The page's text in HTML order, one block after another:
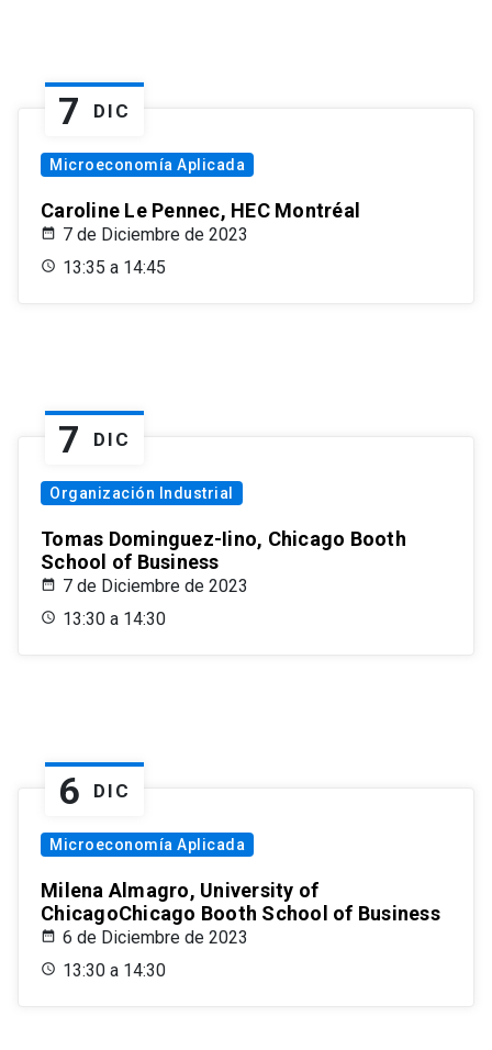
7 DIC
Microeconomía Aplicada
Caroline Le Pennec, HEC Montréal
7 de Diciembre de 2023
13:35 a 14:45
7 DIC
Organización Industrial
Tomas Dominguez-Iino, Chicago Booth
School of Business
7 de Diciembre de 2023
13:30 a 14:30
6 DIC
Microeconomía Aplicada
Milena Almagro, University of
ChicagoChicago Booth School of Business
6 de Diciembre de 2023
13:30 a 14:30